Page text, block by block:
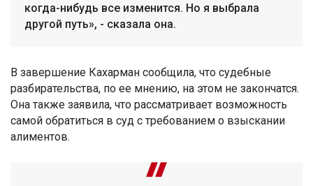
когда-нибудь все изменится. Но я выбрала
другой путь», - сказала она.
В завершение Кахарман сообщила, что судебные
разбирательства, по ее мнению, на этом не закончатся.
Она также заявила, что рассматривает возможность
самой обратиться в суд с требованием о взыскании
алиментов.